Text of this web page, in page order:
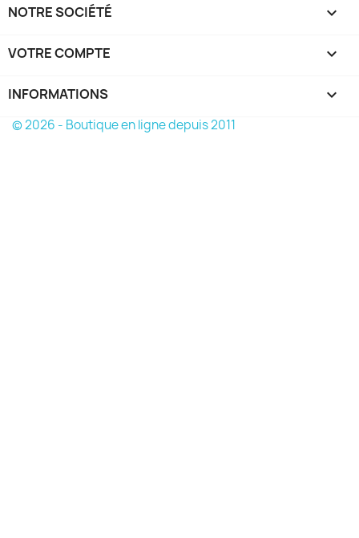
NOTRE SOCIÉTÉ 
VOTRE COMPTE 
INFORMATIONS keyboard_arrow_down
© 2026 - Boutique en ligne depuis 2011